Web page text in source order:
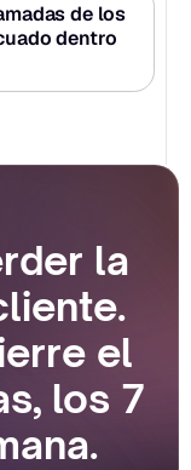
de los
dentro
la
el
los 7